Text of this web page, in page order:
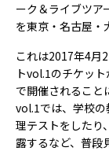
ENGLISH PAGE
ーク＆ライブツア
を東京・名古屋・
これは2017年4月
トvol.1のチケッ
で開催されること
vol.1では、学校の
理テストをしたり
露するなど、普段